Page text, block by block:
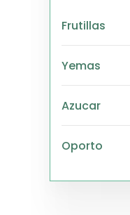
Frutillas
Yemas
Azucar
Oporto